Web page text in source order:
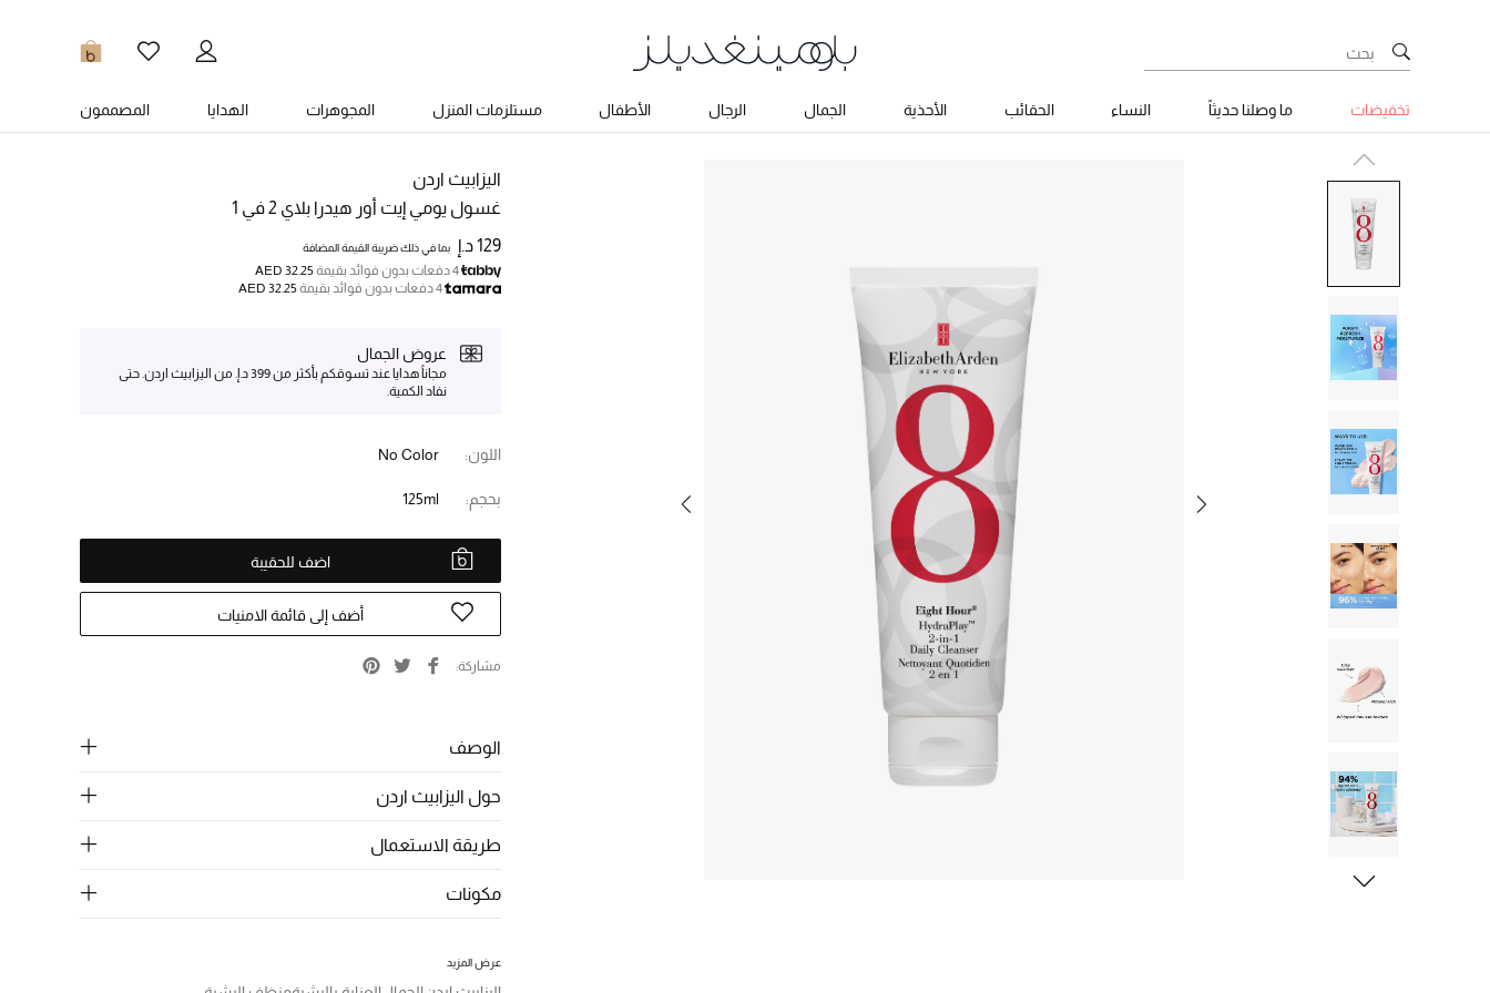
0
تخفيضات ما وصلنا حديثاً النساء الحقائب الأحذية الجمال الرجال الأطفال مستلزمات المنزل المجوهرات الهدايا المصممون
اليزابيث اردن
غسول يومي إيت أور هيدرا بلاي 2 في 1
129 د.إ
بما في ذلك ضريبة القيمة المضافة
4 دفعات بدون فوائد بقيمة
AED 32.25
4 دفعات بدون فوائد بقيمة
AED 32.25
عروض الجمال
مجاناً هدايا عند تسوقكم بأكثر من 399 د.إ. من اليزابيث اردن. حتى
نفاد الكمية.
اللون: No Color
بحجم: 125ml
اضف للحقيبة
أضف إلى قائمة الامنيات
مشاركة
الوصف
حول اليزابيث اردن
طريقة الاستعمال
مكونات
عرض المزيد